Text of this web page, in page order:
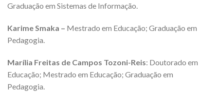
Graduação em Sistemas de Informação.
Karime Smaka – Mestrado em Educação; Graduação em
Pedagogia.
Marília Freitas de Campos Tozoni-Reis: Doutorado em
Educação; Mestrado em Educação; Graduação em
Pedagogia.